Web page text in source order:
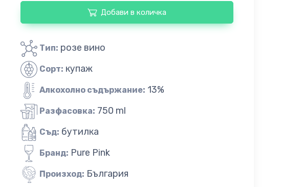
Добави в количка
Тип: розе вино
Сорт: купаж
Алкохолно съдържание: 13%
Разфасовка: 750 ml
Съд: бутилка
Бранд: Pure Pink
Произход: България